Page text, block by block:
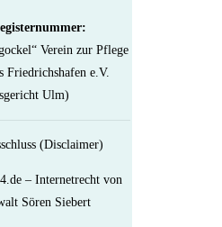
Verein zur Pflege
Friedrichshafen e.V.
Ulm)
(Disclaimer)
– Internetrecht von
Sören Siebert